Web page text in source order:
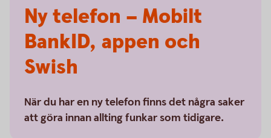
Ny telefon – Mobilt
BankID, appen och
Swish
När du har en ny telefon finns det några saker
att göra innan allting funkar som tidigare.